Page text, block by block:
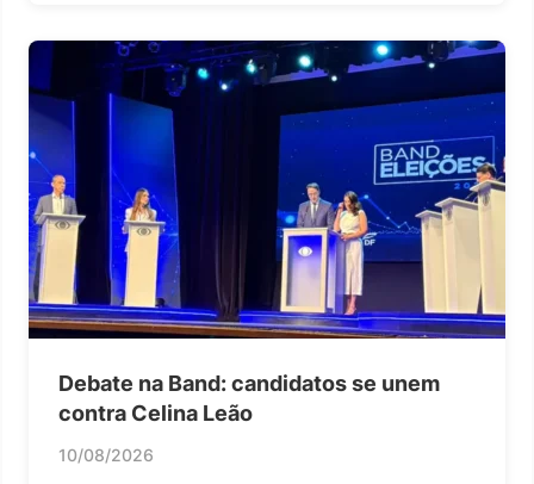
Debate na Band: candidatos se unem
contra Celina Leão
10/08/2026